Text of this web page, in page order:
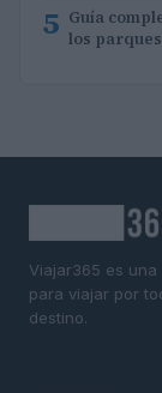
5 Guía
los
Viajar365 es
para viajar por
destino.